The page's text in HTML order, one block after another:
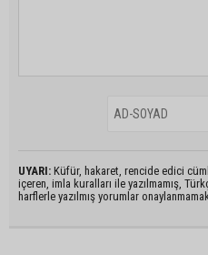
UYARI: Küfür, hakaret, rencide edici
içeren, imla kuralları ile yazılmamış,
harflerle yazılmış yorumlar